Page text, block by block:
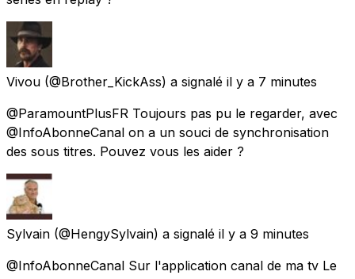
Vivou (@Brother_KickAss) a signalé il y a 7 minutes
@ParamountPlusFR Toujours pas pu le regarder, avec
@InfoAbonneCanal on a un souci de synchronisation
des sous titres. Pouvez vous les aider ?
Sylvain (@HengySylvain) a signalé il y a 9 minutes
@InfoAbonneCanal Sur l'application canal de ma tv Le